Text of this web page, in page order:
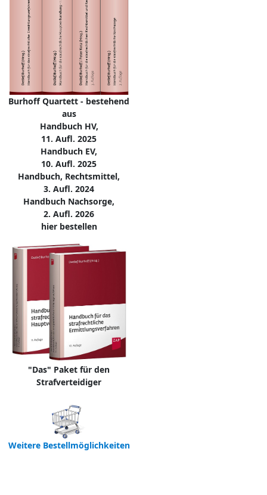
Burhoff Quartett - bestehend
aus
Handbuch HV,
11. Aufl. 2025
Handbuch EV,
10. Aufl. 2025
Handbuch, Rechtsmittel,
3. Aufl. 2024
Handbuch Nachsorge,
2. Aufl. 2026
hier bestellen
"Das" Paket für den
Strafverteidiger
Weitere Bestellmöglichkeiten